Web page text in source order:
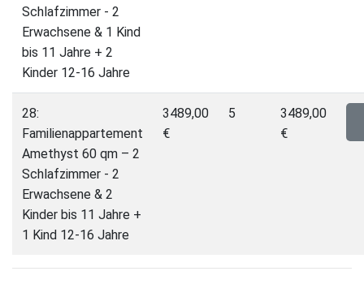
Schlafzimmer - 2
Erwachsene & 1 Kind
bis 11 Jahre + 2
Kinder 12-16 Jahre
28:
Familienappartement
Amethyst 60 qm – 2
Schlafzimmer - 2
Erwachsene & 2
Kinder bis 11 Jahre +
1 Kind 12-16 Jahre
3489,00
€
5
3489,00
€